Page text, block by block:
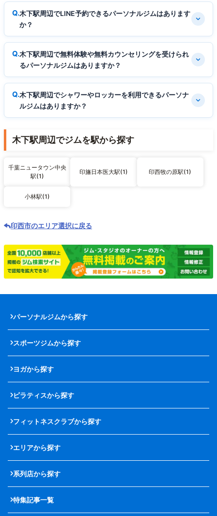
木下駅周辺でLINE予約できるパーソナルジムはあります
か？
木下駅周辺で無料体験や無料カウンセリングを受けられ
るパーソナルジムはありますか？
木下駅周辺でシャワーやロッカーを利用できるパーソナ
ルジムはありますか？
木下駅周辺でジムを駅から探す
千葉ニュータウン中央
駅(1)
印旛日本医大駅(1) 印西牧の原駅(1)
小林駅(1)
印西市のエリア選択に戻る
パーソナルジムから探す
スポーツジムから探す
ヨガから探す
ピラティスから探す
フィットネスクラブから探す
エリアから探す
系列店から探す
特集記事一覧